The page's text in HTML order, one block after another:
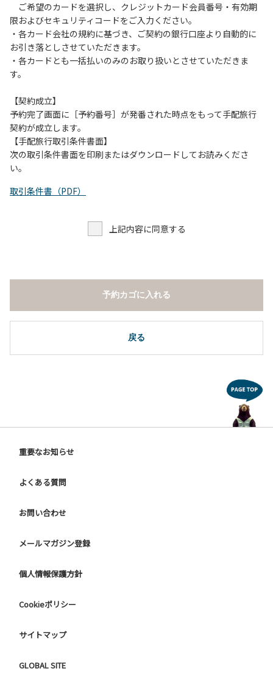
【注意事項】
当キャンプ場のそばを流れる歴舟川は、上流で雨が降ると短
時間で増水し、川原で遊んでいると大変危険な状態になりや
すく、過去にも増水により人が流される事故が数件起きてい
（１）川原にテントやタープを張らない。
（２）雨が降ったときは川原で遊ばない。
（３）カムイコタン公園キャンプ場で雨が降らなくても、上
流で雨が降り急に増水することがあるので、水の濁りに注意
し、濁り始めたときには直ちに川原での遊びを中止する。
（４）キャンプ場の管理者や地元住民から川についての注意
ご希望のカードを選択し、クレジットカード会員番号・有効期
限およびセキュリティコードをご入力ください。
・各カード会社の規約に基づき、ご契約の銀行口座より自動的に
お引き落としさせていただきます。
・各カードとも一括払いのみのお取り扱いとさせていただきま
す。
【契約成立】
予約完了画面に［予約番号］が発番された時点をもって手配旅行
契約が成立します。
【手配旅行取引条件書面】
次の取引条件書面を印刷またはダウンロードしてお読みくださ
い。
取引条件書（PDF）
上記内容に同意する
戻る
予約カゴに入れる
重要なお知らせ
よくある質問
お問い合わせ
メールマガジン登録
個人情報保護方針
Cookieポリシー
サイトマップ
GLOBAL SITE